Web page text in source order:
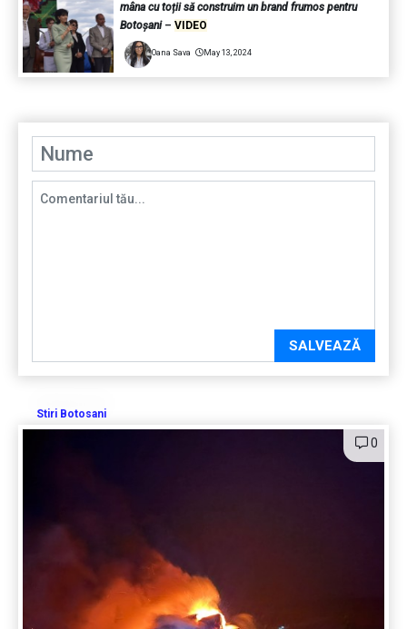
mâna cu toții să construim un brand frumos pentru
Botoșani– VIDEO
Oana Sava May 13, 2024
SALVEAZĂ
Stiri Botosani
0